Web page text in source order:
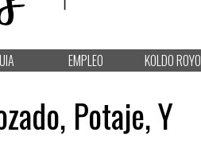
EMPLEO KOLDO ROYO
Potaje, Y